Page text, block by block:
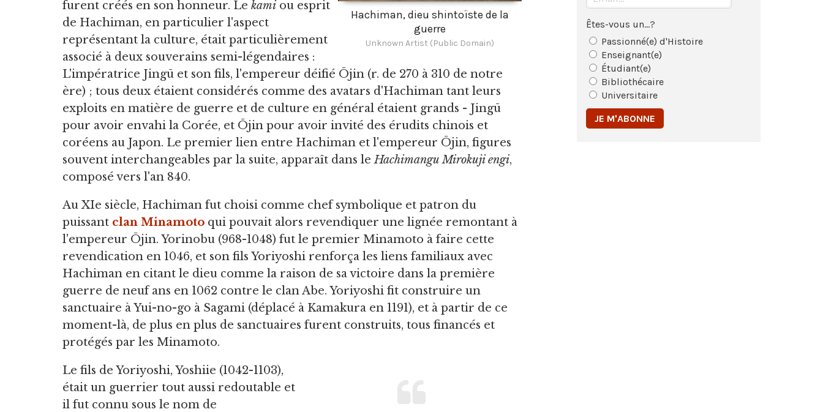
Hachiman, dieu shintoïste de la
guerre
Unknown Artist (Public Domain)
furent créés en son honneur. Le kami ou esprit
de Hachiman, en particulier l'aspect
représentant la culture, était particulièrement
associé à deux souverains semi-légendaires :
L'impératrice Jingū et son fils, l'empereur déifié Ōjin (r. de 270 à 310 de notre
ère) ; tous deux étaient considérés comme des avatars d'Hachiman tant leurs
exploits en matière de guerre et de culture en général étaient grands - Jingū
pour avoir envahi la Corée, et Ōjin pour avoir invité des érudits chinois et
coréens au Japon. Le premier lien entre Hachiman et l'empereur Ōjin, figures
souvent interchangeables par la suite, apparaît dans leHachimangu Mirokuji engi,
composé vers l'an 840.
Au XIe siècle, Hachiman fut choisi comme chef symbolique et patron du
puissant clan Minamoto qui pouvait alors revendiquer une lignée remontant à
l'empereur Ōjin. Yorinobu (968-1048) fut le premier Minamoto à faire cette
revendication en 1046, et son fils Yoriyoshi renforça les liens familiaux avec
Hachiman en citant le dieu comme la raison de sa victoire dans la première
guerre de neuf ans en 1062 contre le clan Abe. Yoriyoshi fit construire un
sanctuaire à Yui-no-go à Sagami (déplacé à Kamakura en 1191), et à partir de ce
moment-là, de plus en plus de sanctuaires furent construits, tous financés et
protégés par les Minamoto.
Le fils de Yoriyoshi, Yoshiie (1042-1103),
était un guerrier tout aussi redoutable et
il fut connu sous le nom de
Êtes-vous un...?
Passionné(e) d'Histoire
Enseignant(e)
Étudiant(e)
Bibliothécaire
Universitaire